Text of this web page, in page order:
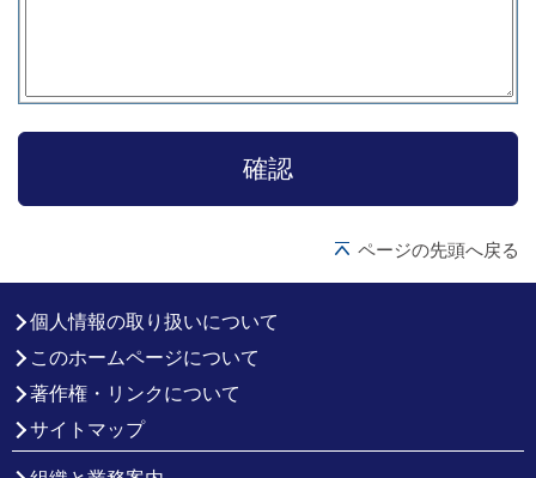
ページの先頭へ戻る
個人情報の取り扱いについて
このホームページについて
著作権・リンクについて
サイトマップ